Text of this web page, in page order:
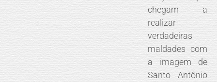
chegam a
realizar
verdadeiras
maldades com
a imagem de
Santo Antônio